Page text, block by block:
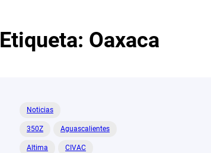
Etiqueta: Oaxaca
Noticias
350Z Aguascalientes
Altima CIVAC